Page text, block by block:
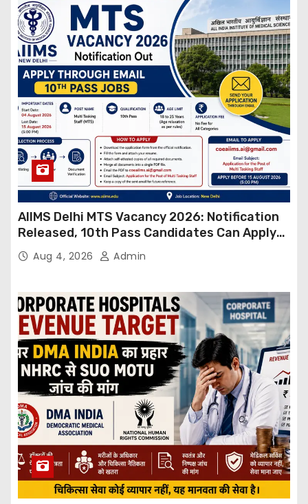
AIIMS Delhi MTS Vacancy 2026: Notification
Released, 10th Pass Candidates Can Apply
Through Email
Aug 4, 2026 Admin